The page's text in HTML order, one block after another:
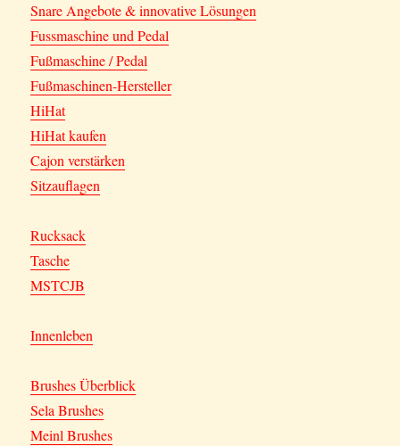
Snare Angebote & innovative Lösungen
Fussmaschine und Pedal
Fußmaschine / Pedal
Fußmaschinen-Hersteller
HiHat
HiHat kaufen
Cajon verstärken
Sitzauflagen
Rucksack
Tasche
MSTCJB
Innenleben
Brushes Überblick
Sela Brushes
Meinl Brushes